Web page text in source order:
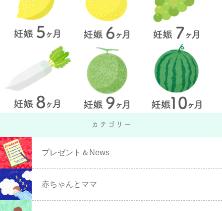
プレゼント＆News
赤ちゃんとママ